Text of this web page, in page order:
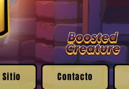
Contacto